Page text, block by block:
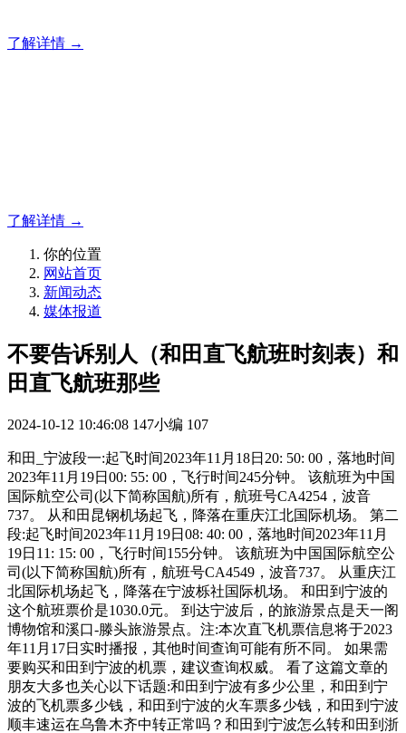
了解详情 →
了解详情 →
你的位置
网站首页
新闻动态
媒体报道
不要告诉别人（和田直飞航班时刻表）和
田直飞航班那些
2024-10-12 10:46:08 147小编 107
和田_宁波段一:起飞时间2023年11月18日20: 50: 00，落地时间
2023年11月19日00: 55: 00，飞行时间245分钟。 该航班为中国
国际航空公司(以下简称国航)所有，航班号CA4254，波音
737。 从和田昆钢机场起飞，降落在重庆江北国际机场。 第二
段:起飞时间2023年11月19日08: 40: 00，落地时间2023年11月
19日11: 15: 00，飞行时间155分钟。 该航班为中国国际航空公
司(以下简称国航)所有，航班号CA4549，波音737。 从重庆江
北国际机场起飞，降落在宁波栎社国际机场。 和田到宁波的
这个航班票价是1030.0元。 到达宁波后，的旅游景点是天一阁
博物馆和溪口-滕头旅游景点。注:本次直飞机票信息将于2023
年11月17日实时播报，其他时间查询可能有所不同。 如果需
要购买和田到宁波的机票，建议查询权威。 看了这篇文章的
朋友大多也关心以下话题:和田到宁波有多少公里，和田到宁
波的飞机票多少钱，和田到宁波的火车票多少钱，和田到宁波
顺丰速运在乌鲁木齐中转正常吗？和田到宁波怎么转和田到浙